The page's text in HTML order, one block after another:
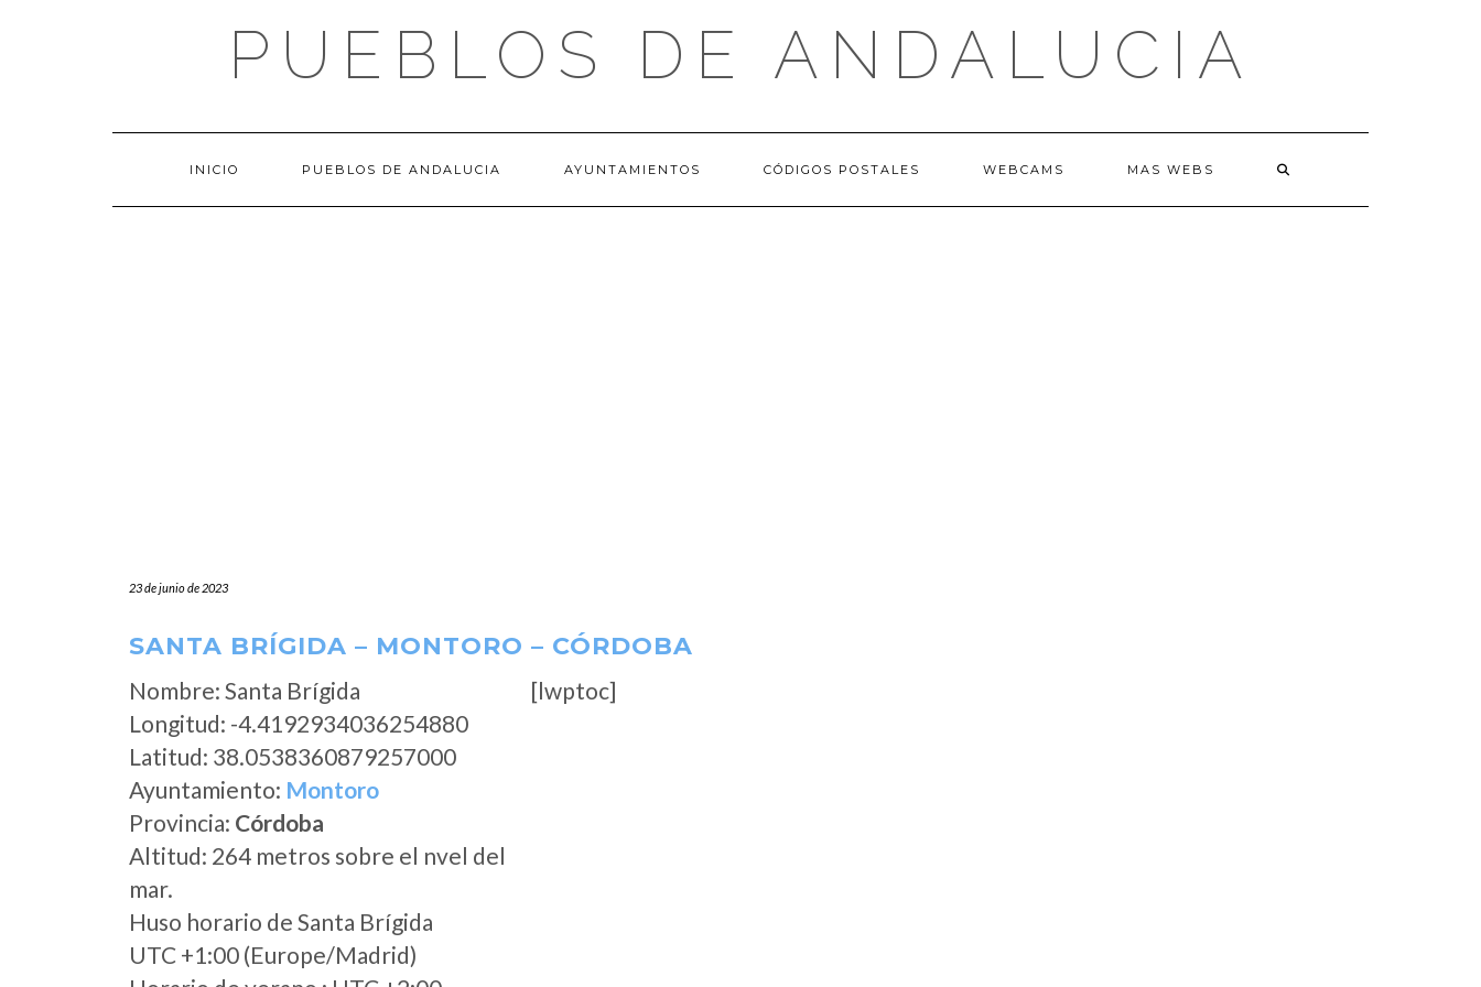
PUEBLOS DE ANDALUCIA
INICIO PUEBLOS DE ANDALUCIA AYUNTAMIENTOS CÓDIGOS POSTALES WEBCAMS MAS WEBS
23 de junio de 2023
SANTA BRÍGIDA – MONTORO – CÓRDOBA
Nombre: Santa Brígida
Longitud: -4.4192934036254880
Latitud: 38.0538360879257000
Ayuntamiento: Montoro
Provincia: Córdoba
Altitud: 264 metros sobre el nvel del
mar.
Huso horario de Santa Brígida
UTC +1:00 (Europe/Madrid)
[lwptoc]